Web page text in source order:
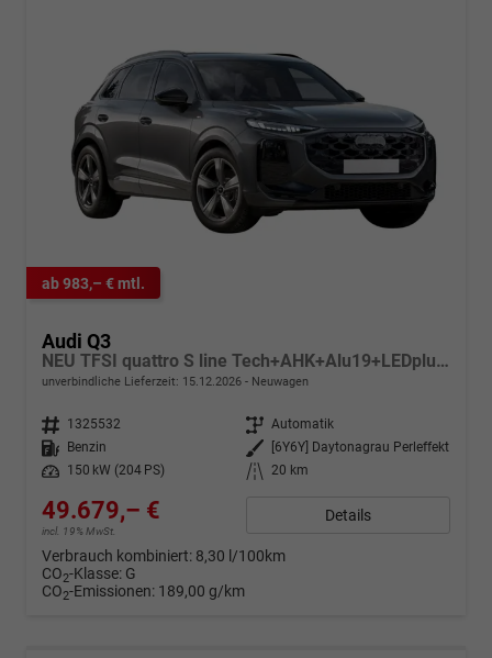
ab 983,– € mtl.
Audi Q3
NEU TFSI quattro S line Tech+AHK+Alu19+LEDplus+KlimaPlus+ExtSchwarz
unverbindliche Lieferzeit: 15.12.2026 Neuwagen
Fahrzeugnr. 1325532 Getriebe Automatik
Kraftstoff
Benzin Außenfarbe
[6Y6Y] Daytonagrau Perleffekt
Leistung
150 kW (204 PS) Kilometerstand 20 km
49.679,– €
incl. 19% MwSt.
Details
Verbrauch kombiniert: 8,30 l/100km
CO2-Klasse: G
CO2-Emissionen: 189,00 g/km